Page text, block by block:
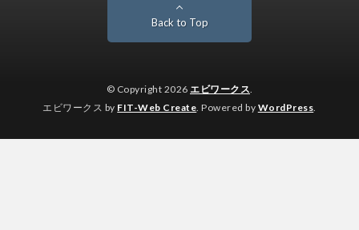
Back to Top
© Copyright 2026 エビワークス
エビワークス by FIT-Web Create . Powered by WordPress